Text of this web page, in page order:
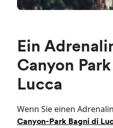
Ein
Canyon
Lucca
Wenn Sie einen
Canyon-Park Bagni di